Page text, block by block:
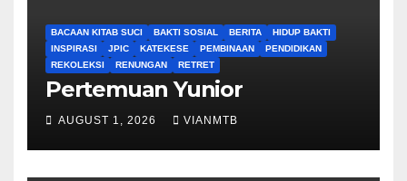
BACAAN KITAB SUCI BAKTI SOSIAL BERITA
HIDUP BAKTI
INSPIRASI
JPIC KATEKESE PEMBINAAN
PENDIDIKAN
REKOLEKSI
RENUNGAN RETRET
Pertemuan Yunior
AUGUST 1, 2026 VIANMTB